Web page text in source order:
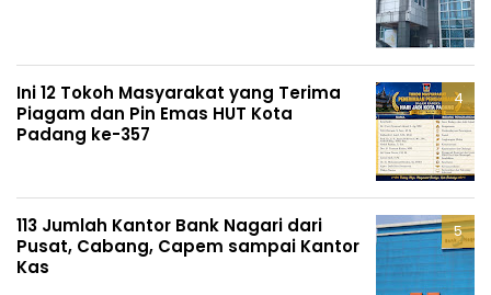
Ini 12 Tokoh Masyarakat yang Terima
Piagam dan Pin Emas HUT Kota
Padang ke-357
113 Jumlah Kantor Bank Nagari dari
Pusat, Cabang, Capem sampai Kantor
Kas